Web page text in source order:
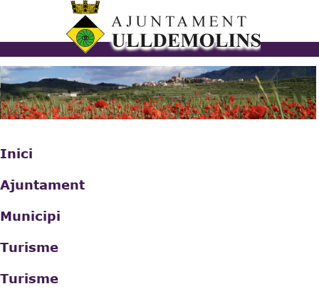
contingut
ulldemolins.cat
Inici
Ajuntament
Municipi
Turisme
Turisme